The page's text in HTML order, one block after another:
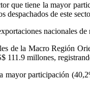
que tiene la mayor
despachados de este
nacionales
de la Macro Región
111.9 millones,
mayor participación